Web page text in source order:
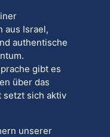
aus Israel,
authentische
gibt es
über das
setzt sich aktiv
unserer